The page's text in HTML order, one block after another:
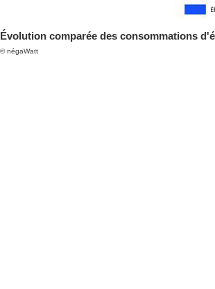
Évolution comparée des consommations
© négaWatt